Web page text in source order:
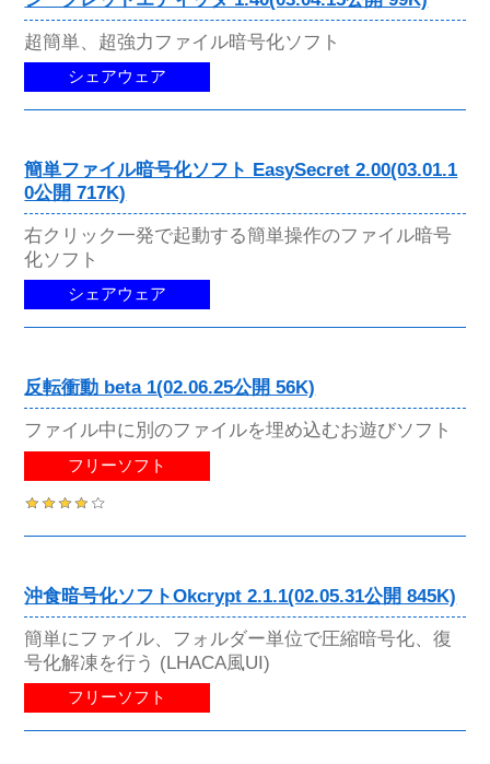
超簡単、超強力ファイル暗号化ソフト
シェアウェア
簡単ファイル暗号化ソフト EasySecret 2.00(03.01.1
0公開 717K)
右クリック一発で起動する簡単操作のファイル暗号
化ソフト
シェアウェア
反転衝動 beta 1(02.06.25公開 56K)
ファイル中に別のファイルを埋め込むお遊びソフト
フリーソフト
沖食暗号化ソフトOkcrypt 2.1.1(02.05.31公開 845K)
簡単にファイル、フォルダー単位で圧縮暗号化、復
号化解凍を行う (LHACA風UI)
フリーソフト